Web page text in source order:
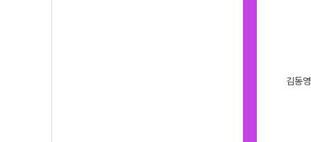
김동영